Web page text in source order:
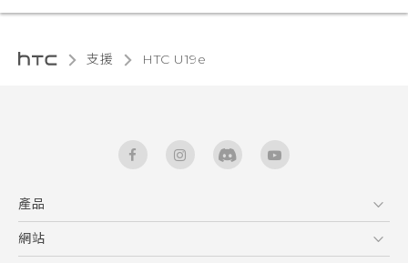
支援 HTC U19e‎
產品
5G
網站